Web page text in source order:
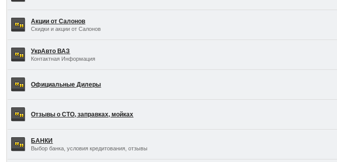
Акции от Салонов
Скидки и акции от Салонов
УкрАвто ВАЗ
Контактная Информация
Официальные Дилеры
Отзывы о СТО, заправках, мойках
БАНКИ
Выбор банка, условия кредитования, отзывы